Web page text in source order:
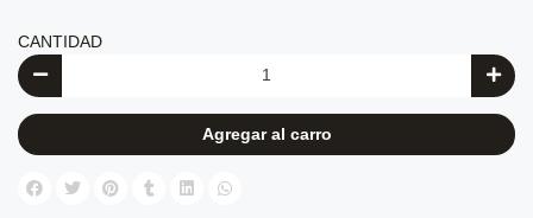
CANTIDAD
Agregar al carro